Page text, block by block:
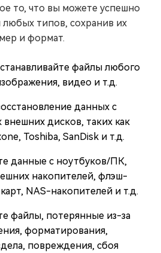
то, что вы можете успешно
типов, сохранив их
и формат.
файлы любого
видео и т.д.
данных с
внешних дисков, таких как
Toshiba, SanDisk и т.д.
данные с ноутбуков/ПК,
накопителей, флэш-
NAS-накопителей и т.д.
файлы, потерянные из-за
форматирования,
повреждения, сбоя